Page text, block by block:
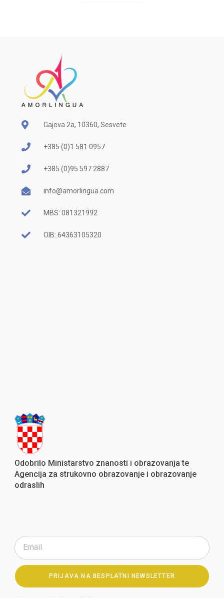
Gajeva 2a, 10360, Sesvete
+385 (0)1 581 0957
+385 (0)95 597 2887
info@amorlingua.com
MBS: 081321992
OIB: 64363105320
Odobrilo Ministarstvo znanosti i obrazovanja te
Agencija za strukovno obrazovanje i obrazovanje
odraslih
PRIJAVA NA BESPLATNI NEWSLETTER